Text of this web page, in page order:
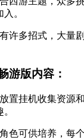
。
许多招式，大量
游版内容：
置挂机收集资源
色可供培养，每